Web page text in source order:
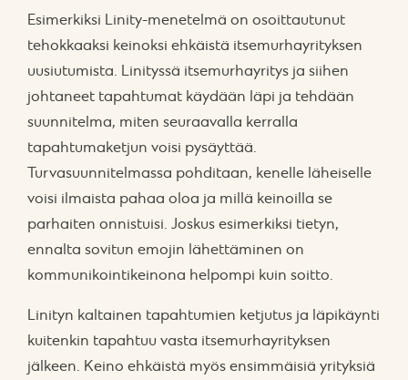
Esimerkiksi Linity-menetelmä on osoittautunut
tehokkaaksi keinoksi ehkäistä itsemurhayrityksen
uusiutumista. Linityssä itsemurhayritys ja siihen
johtaneet tapahtumat käydään läpi ja tehdään
suunnitelma, miten seuraavalla kerralla
tapahtumaketjun voisi pysäyttää.
Turvasuunnitelmassa pohditaan, kenelle läheiselle
voisi ilmaista pahaa oloa ja millä keinoilla se
parhaiten onnistuisi. Joskus esimerkiksi tietyn,
ennalta sovitun emojin lähettäminen on
kommunikointikeinona helpompi kuin soitto.
Linityn kaltainen tapahtumien ketjutus ja läpikäynti
kuitenkin tapahtuu vasta itsemurhayrityksen
jälkeen. Keino ehkäistä myös ensimmäisiä yrityksiä